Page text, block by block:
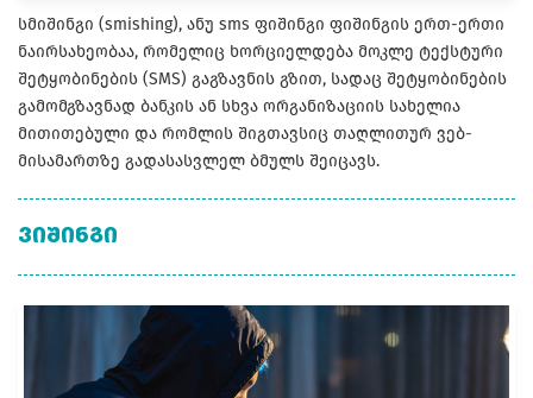
სმიშინგი (smishing), ანუ sms ფიშინგი ფიშინგის ერთ-ერთი
ნაირსახეობაა, რომელიც ხორციელდება მოკლე ტექსტური
შეტყობინების (SMS) გაგზავნის გზით, სადაც შეტყობინების
გამომგზავნად ბანკის ან სხვა ორგანიზაციის სახელია
მითითებული და რომლის შიგთავსიც თაღლითურ ვებ-
მისამართზე გადასასვლელ ბმულს შეიცავს.
ᲕᲘᲨᲘᲜᲒᲘ